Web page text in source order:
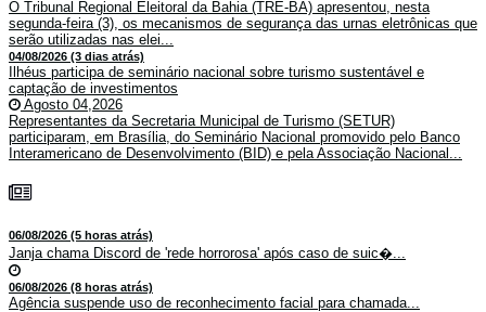
O Tribunal Regional Eleitoral da Bahia (TRE-BA) apresentou, nesta
segunda-feira (3), os mecanismos de segurança das urnas eletrônicas que
serão utilizadas nas elei...
04/08/2026 (3 dias atrás)
Ilhéus participa de seminário nacional sobre turismo sustentável e
captação de investimentos
Agosto 04,2026
Representantes da Secretaria Municipal de Turismo (SETUR)
participaram, em Brasília, do Seminário Nacional promovido pelo Banco
Interamericano de Desenvolvimento (BID) e pela Associação Nacional...
06/08/2026 (5 horas atrás)
Janja chama Discord de 'rede horrorosa' após caso de suic�...
06/08/2026 (8 horas atrás)
Agência suspende uso de reconhecimento facial para chamada...